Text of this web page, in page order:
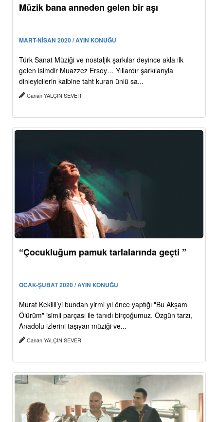
Müzik bana anneden gelen bir aşı
MART-NİSAN 2020 / AYIN KONUĞU
Türk Sanat Müziği ve nostaljik şarkılar deyince akla ilk
gelen isimdir Muazzez Ersoy… Yıllardır şarkılarıyla
dinleyicilerin kalbine taht kuran ünlü sa...
Canan YALÇIN SEVER
“Çocukluğum pamuk tarlalarında geçti ”
OCAK-ŞUBAT 2020 / AYIN KONUĞU
Murat Kekilli’yi bundan yirmi yıl önce yaptığı "Bu Akşam
Ölürüm" isimli parçası ile tanıdı birçoğumuz. Özgün tarzı,
Anadolu izlerini taşıyan müziği ve...
Canan YALÇIN SEVER